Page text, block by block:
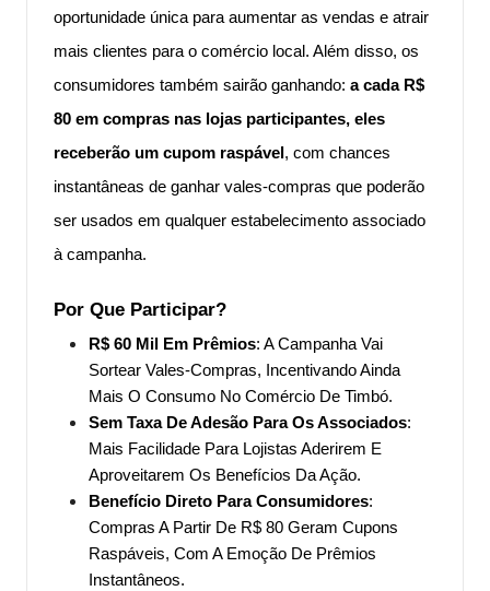
oportunidade única para aumentar as vendas e atrair
mais clientes para o comércio local. Além disso, os
consumidores também sairão ganhando: a cada R$
80 em compras nas lojas participantes, eles
receberão um cupom raspável , com chances
instantâneas de ganhar vales-compras que poderão
ser usados em qualquer estabelecimento associado
à campanha.
Por Que Participar?
R$ 60 Mil Em Prêmios: A Campanha Vai
Sortear Vales-Compras, Incentivando Ainda
Mais O Consumo No Comércio De Timbó.
Sem Taxa De Adesão Para Os Associados:
Mais Facilidade Para Lojistas Aderirem E
Aproveitarem Os Benefícios Da Ação.
Benefício Direto Para Consumidores:
Compras A Partir De R$ 80 Geram Cupons
Raspáveis, Com A Emoção De Prêmios
Instantâneos.